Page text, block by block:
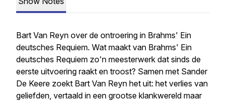
Bart Van Reyn over de ontroering in Brahms' Ein
deutsches Requiem. Wat maakt van Brahms' Ein
deutsches Requiem zo'n meesterwerk dat sinds de
eerste uitvoering raakt en troost? Samen met Sander
De Keere zoekt Bart Van Reyn het uit: het verlies van
geliefden, vertaald in een grootse klankwereld maar